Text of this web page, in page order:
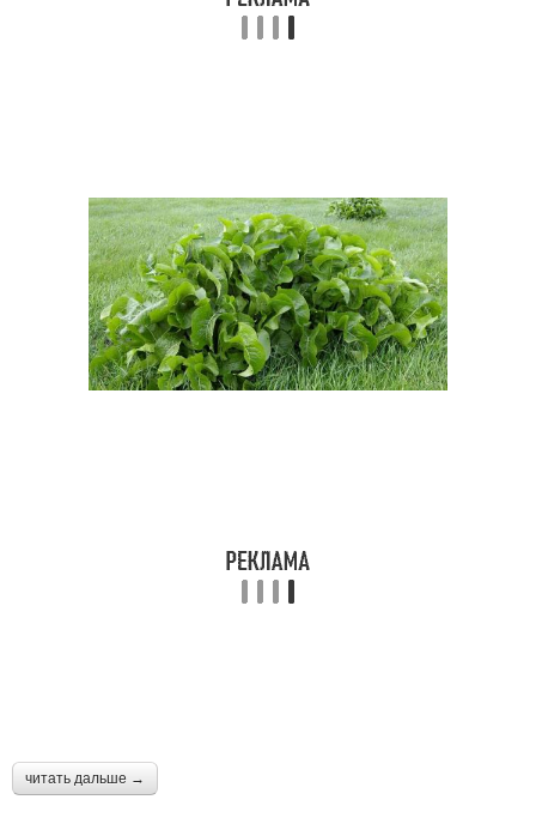
читать дальше →